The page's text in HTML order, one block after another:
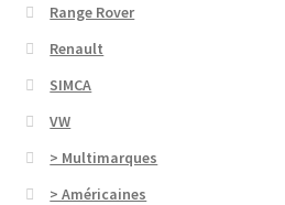
Range Rover
Renault
SIMCA
VW
> Multimarques
> Américaines